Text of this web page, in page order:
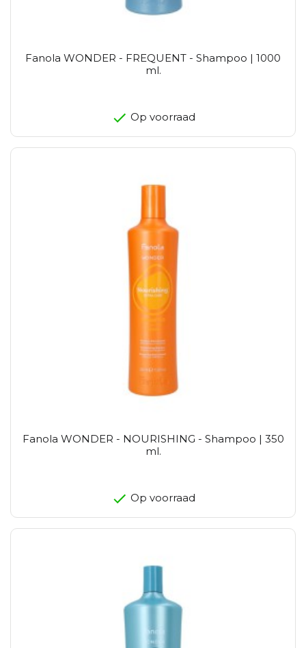
Fanola WONDER - FREQUENT - Shampoo | 1000
ml.
Op voorraad
Fanola WONDER - NOURISHING - Shampoo | 350
ml.
Op voorraad